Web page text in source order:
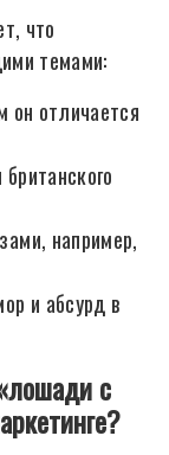
что
темами:
он отличается
например,
и абсурд в
с